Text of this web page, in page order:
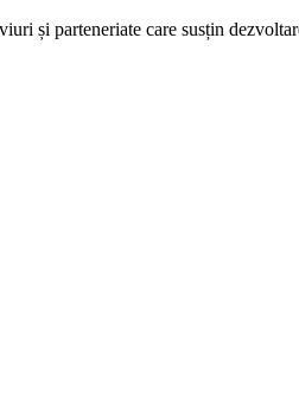
și parteneriate care susțin